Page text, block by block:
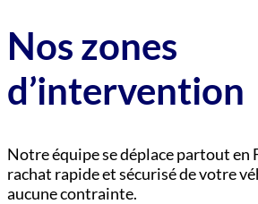
Nos zones
d’intervention
Notre équipe se déplace partout en
rachat rapide et sécurisé de votre
aucune contrainte.